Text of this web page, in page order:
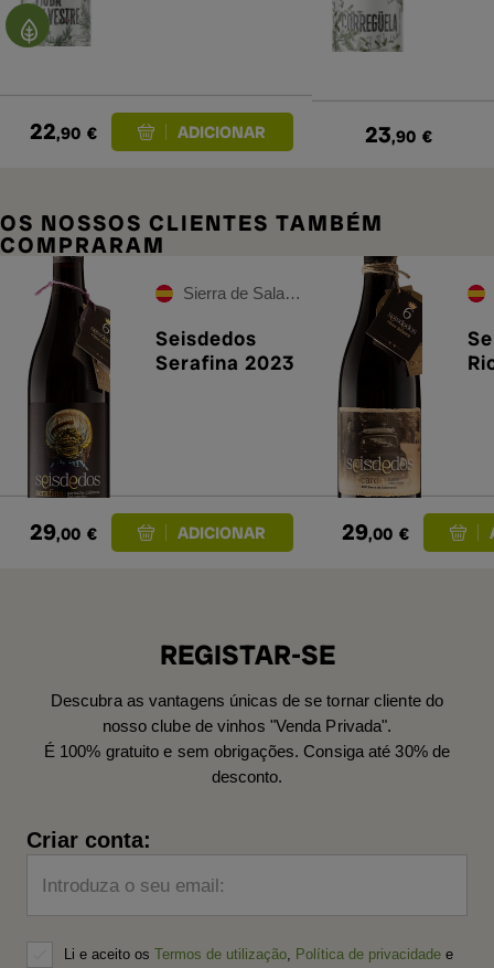
22,90 € 23,90 €
OS NOSSOS CLIENTES TAMBÉM
COMPRARAM
Sierra de Salamanca
Seisdedos
Serafina 2023
29,00 € 29,00 €
REGISTAR-SE
Descubra as vantagens únicas de se tornar cliente do
nosso clube de vinhos "Venda Privada".
É 100% gratuito e sem obrigações. Consiga até 30% de
desconto.
Criar conta:
Introduza o seu email:
Li e aceito os Termos de utilização Política de privacidade e